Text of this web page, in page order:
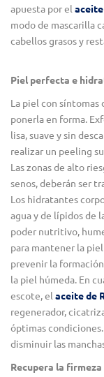
apuesta por el
modo de mascarilla
cabellos grasos y
Piel perfecta e
La piel con síntomas
ponerla en forma.
lisa, suave y sin
realizar un peeling
Las zonas de alto
senos, deberán ser
Los hidratantes
agua y de lípidos de
poder nutritivo,
para mantener la
prevenir la
la piel húmeda. En
escote, el aceite de
regenerador,
óptimas
disminuir las
Recupera la firmeza